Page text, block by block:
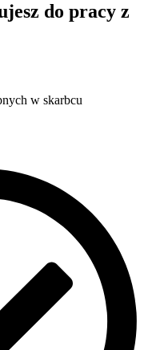
do pracy z
w skarbcu